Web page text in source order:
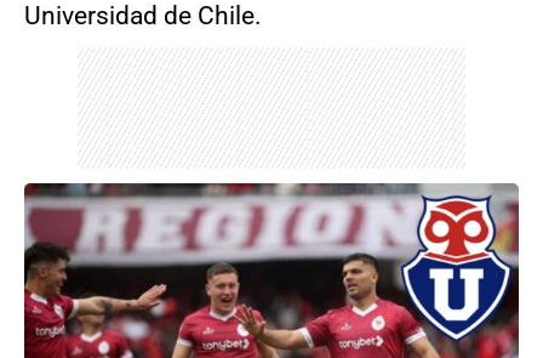
Universidad de Chile.